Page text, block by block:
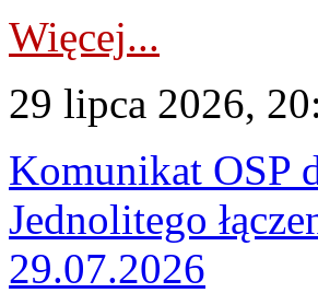
Więcej...
29 lipca 2026,
Komunikat OSP
Jednolitego
29.07.2026